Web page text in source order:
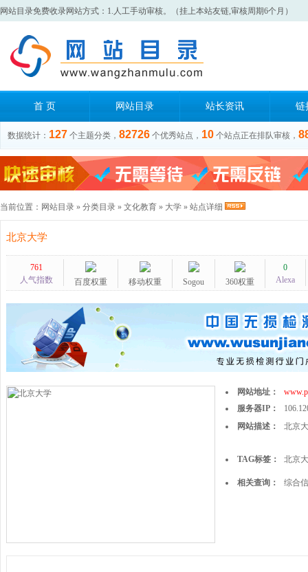
网站目录免费收录网站方式：1.人工手动审核。（挂上本站友链,审核周期6个月）
首 页 网站目录 站长资讯 链
数据统计： 127 个主题分类， 82726 个优秀站点， 10 个站点正在排队审核，
当前位置： 网站目录 » 分类目录 » 文化教育 » 大学 » 站点详细
北京大学
761
人气指数
百度权重 移动权重 Sogou 360权重
0
Alexa
网站地址：
服务器IP：
网站描述：
北京
TAG标签： 北京
相关查询： 综合